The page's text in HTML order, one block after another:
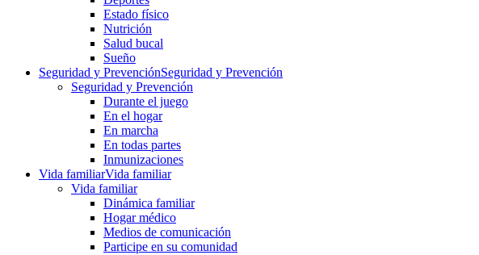
Estado físico
Nutrición
Salud bucal
Sueño
Seguridad y PrevenciónSeguridad y Prevención
Seguridad y Prevención
Durante el juego
En el hogar
En marcha
En todas partes
Inmunizaciones
Vida familiarVida familiar
Vida familiar
Dinámica familiar
Hogar médico
Medios de comunicación
Participe en su comunidad